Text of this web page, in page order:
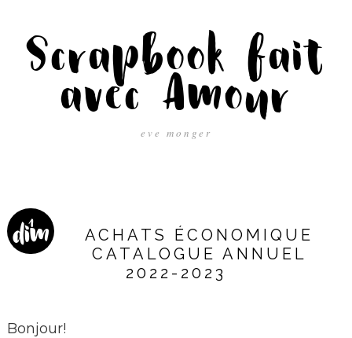
Scrapbook fait
avec Amour
eve monger
1
dim
ACHATS ÉCONOMIQUE
CATALOGUE ANNUEL
2022-2023
Bonjour!